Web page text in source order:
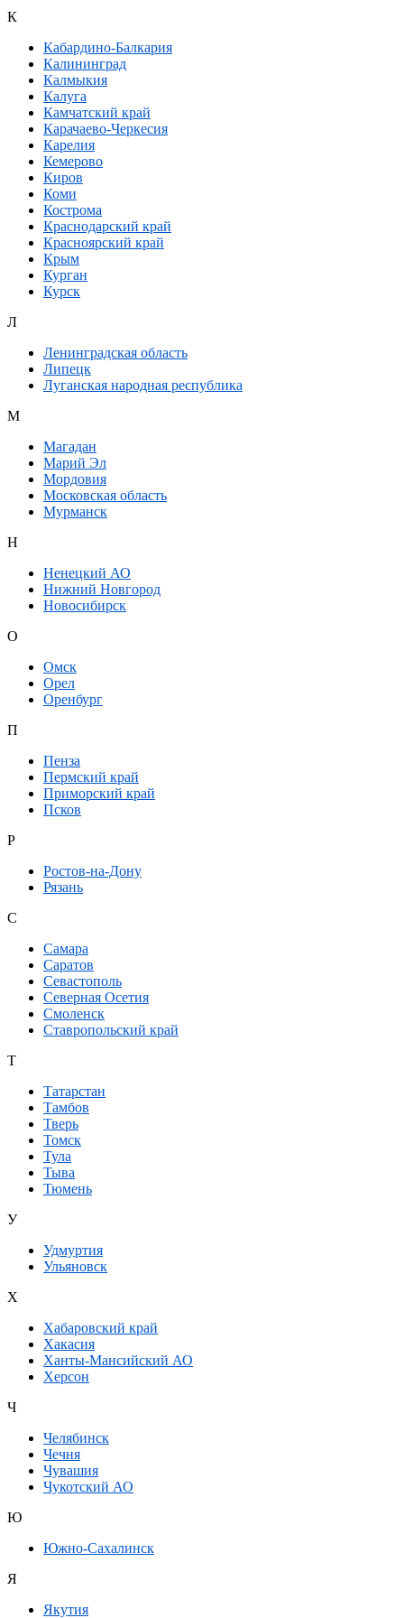
К
Кабардино-Балкария
Калининград
Калмыкия
Калуга
Камчатский край
Карачаево-Черкесия
Карелия
Кемерово
Киров
Коми
Кострома
Краснодарский край
Красноярский край
Крым
Курган
Курск
Л
Ленинградская область
Липецк
Луганская народная республика
М
Магадан
Марий Эл
Мордовия
Московская область
Мурманск
Н
Ненецкий АО
Нижний Новгород
Новосибирск
О
Омск
Орел
Оренбург
П
Пенза
Пермский край
Приморский край
Псков
Р
Ростов-на-Дону
Рязань
С
Самара
Саратов
Севастополь
Северная Осетия
Смоленск
Ставропольский край
Т
Татарстан
Тамбов
Тверь
Томск
Тула
Тыва
Тюмень
У
Удмуртия
Ульяновск
Х
Хабаровский край
Хакасия
Ханты-Мансийский АО
Херсон
Ч
Челябинск
Чечня
Чувашия
Чукотский АО
Ю
Южно-Сахалинск
Я
Якутия